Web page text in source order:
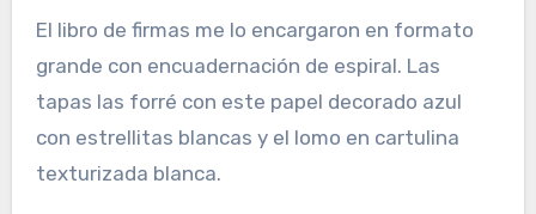
El libro de firmas me lo encargaron en formato
grande con encuadernación de espiral. Las
tapas las forré con este papel decorado azul
con estrellitas blancas y el lomo en cartulina
texturizada blanca.